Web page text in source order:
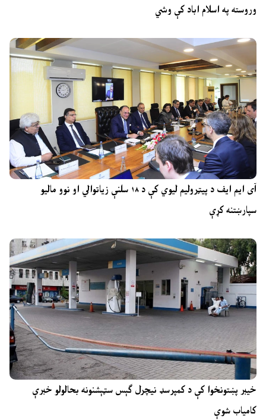
وروسته په اسلام اباد کې وشي
آی ایم ایف د پیټرولیم لیوي کې د ۱۸ سلنې زیاتوالي او نوو مالیو
سپارښتنه کړې
خیبر پښتونخوا کې د کمپرسډ نیچرل ګېس سټېشنونه بحالولو خبرې
کامیاب شوې